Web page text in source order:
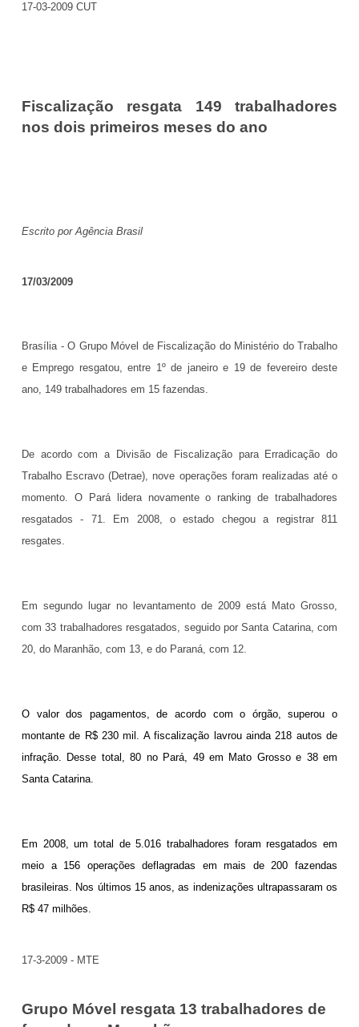
17-03-2009 CUT
Fiscalização resgata 149 trabalhadores
nos dois primeiros meses do ano
Escrito por Agência Brasil
17/03/2009
Brasília - O Grupo Móvel de Fiscalização do Ministério do Trabalho
e Emprego resgatou, entre 1º de janeiro e 19 de fevereiro deste
ano, 149 trabalhadores em 15 fazendas.
De acordo com a Divisão de Fiscalização para Erradicação do
Trabalho Escravo (Detrae), nove operações foram realizadas até o
momento. O Pará lidera novamente o ranking de trabalhadores
resgatados - 71. Em 2008, o estado chegou a registrar 811
resgates.
Em segundo lugar no levantamento de 2009 está Mato Grosso,
com 33 trabalhadores resgatados, seguido por Santa Catarina, com
20, do Maranhão, com 13, e do Paraná, com 12.
O valor dos pagamentos, de acordo com o órgão, superou o
montante de R$ 230 mil. A fiscalização lavrou ainda 218 autos de
infração. Desse total, 80 no Pará, 49 em Mato Grosso e 38 em
Santa Catarina.
Em 2008, um total de 5.016 trabalhadores foram resgatados em
meio a 156 operações deflagradas em mais de 200 fazendas
brasileiras. Nos últimos 15 anos, as indenizações ultrapassaram os
R$ 47 milhões.
17-3-2009 - MTE
Grupo Móvel resgata 13 trabalhadores de